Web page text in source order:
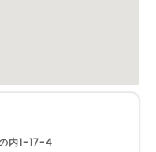
内1-17-4